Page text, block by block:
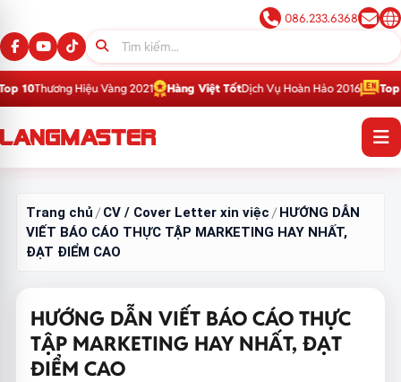
086.233.6368
Hiệu Vàng 2021 Hàng Việt TốtDịch Vụ Hoàn Hảo 2016 Top 1Thương
Trang chủ /CV / Cover Letter xin việc /HƯỚNG DẪN
VIẾT BÁO CÁO THỰC TẬP MARKETING HAY NHẤT,
ĐẠT ĐIỂM CAO
HƯỚNG DẪN VIẾT BÁO CÁO THỰC
TẬP MARKETING HAY NHẤT, ĐẠT
ĐIỂM CAO